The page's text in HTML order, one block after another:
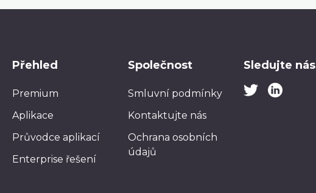
Přehled
Premium
Aplikace
Průvodce aplikací
Enterprise řešení
Společnost
Smluvní podmínky
Kontaktujte nás
Ochrana osobních
údajů
Sledujte nás